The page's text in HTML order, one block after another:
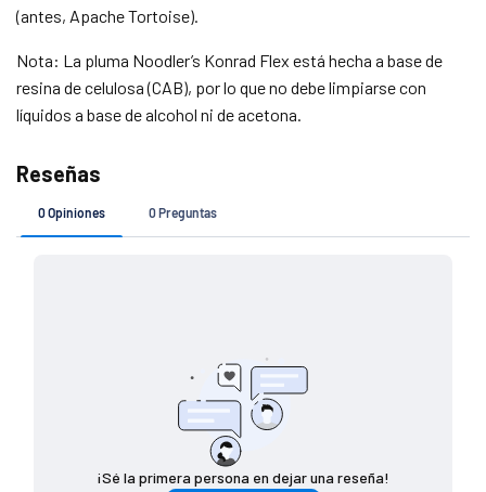
(antes, Apache Tortoise).
Nota: La pluma Noodler’s Konrad Flex está hecha a base de
resina de celulosa (CAB), por lo que no debe limpiarse con
líquidos a base de alcohol ni de acetona.
$ 7 5 0 - $ 1 4 4 9